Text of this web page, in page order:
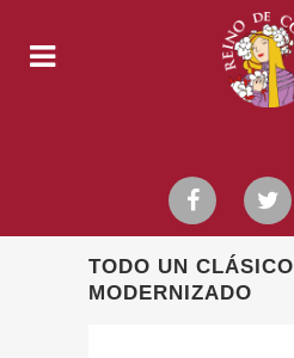
TODO UN CLÁSICO
MODERNIZADO